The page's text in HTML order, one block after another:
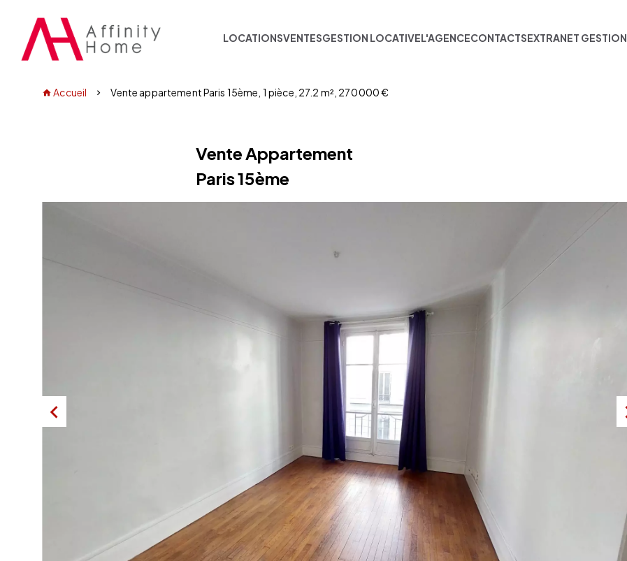
LOCATIONSVENTESGESTION LOCATIVEL'AGENCECONTACTSEXTRANET GESTION
Accueil Vente appartement Paris 15ème, 1 pièce, 27.2 m², 270 000 €
Vente Appartement
Paris 15ème